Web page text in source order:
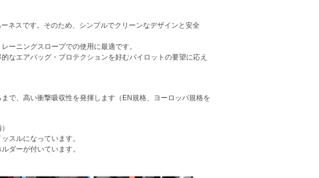
ネスです。そのため、シンプルでクリーンなデザインと安全
ーニングスロープでの使用に最適です。
なエアバッグ・プロテクションを好むパイロットの要望に応え
で、高い衝撃吸収性を発揮します（EN規格、ヨーロッパ規格を
スルになっています。
ダーが付いています。